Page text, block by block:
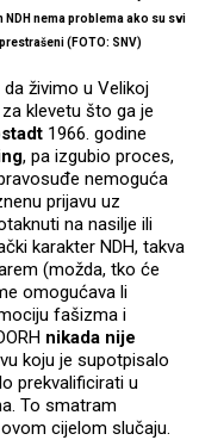
nema problema ako su svi
(FOTO: SNV)
živimo u Velikoj
klevetu što ga je
1966. godine
, pa izgubio proces,
nemoguća
prijavu uz
na nasilje ili
karakter NDH, takva
(možda, tko će
omogućava li
fašizma i
nikada nije
koju je supotpisalo
prekvalificirati u
To smatram
cijelom slučaju.